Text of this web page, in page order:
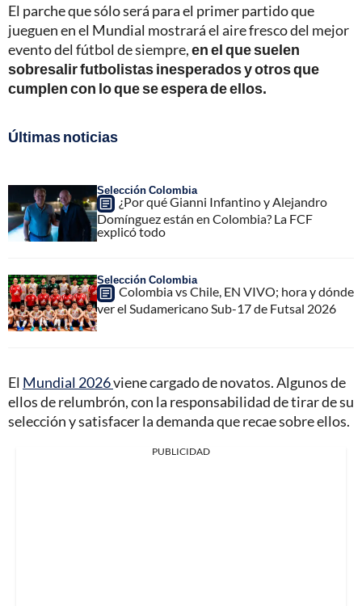
El parche que sólo será para el primer partido que
jueguen en el Mundial mostrará el aire fresco del mejor
evento del fútbol de siempre,en el que suelen
sobresalir futbolistas inesperados y otros que
cumplen con lo que se espera de ellos.
Últimas noticias
Selección Colombia
¿Por qué Gianni Infantino y Alejandro
Domínguez están en Colombia? La FCF
explicó todo
Selección Colombia
Colombia vs Chile, EN VIVO; hora y dónde
ver el Sudamericano Sub-17 de Futsal 2026
El Mundial 2026viene cargado de novatos. Algunos de
ellos de relumbrón, con la responsabilidad de tirar de su
selección y satisfacer la demanda que recae sobre ellos.
PUBLICIDAD